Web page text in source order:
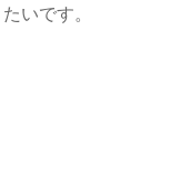
いです。